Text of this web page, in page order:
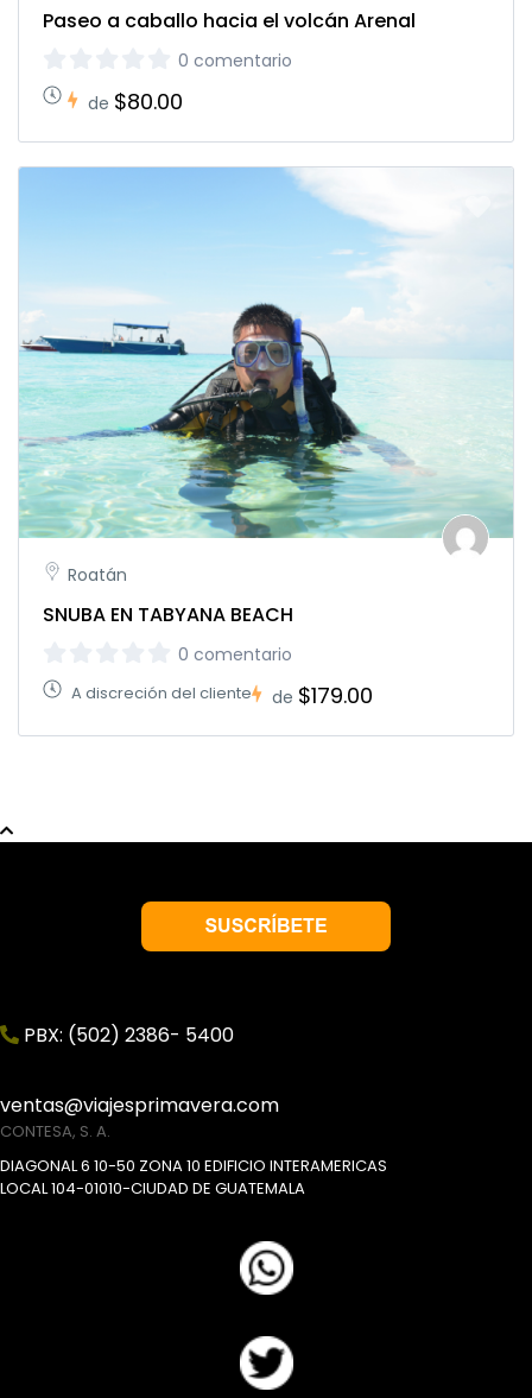
Paseo a caballo hacia el volcán Arenal
0 comentario
de $80.00
Roatán
SNUBA EN TABYANA BEACH
0 comentario
A discreción del cliente de $179.00
PBX: (502) 2386- 5400
ventas@viajesprimavera.com
CONTESA, S. A.
DIAGONAL 6 10-50 ZONA 10 EDIFICIO INTERAMERICAS
LOCAL 104-01010-CIUDAD DE GUATEMALA